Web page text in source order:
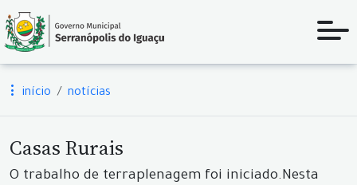
início notícias
Casas Rurais
O trabalho de terraplenagem foi iniciado.Nesta